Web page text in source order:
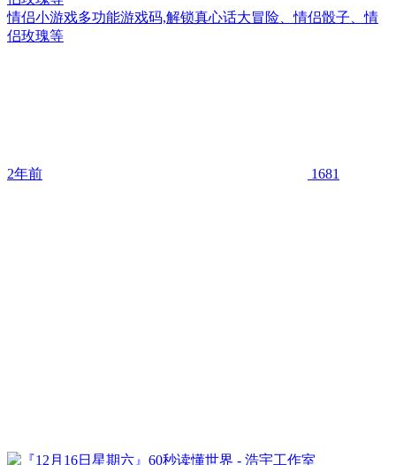
情侣小游戏多功能游戏码,解锁真心话大冒险、情侣骰子、情
侣玫瑰等
2年前 1681